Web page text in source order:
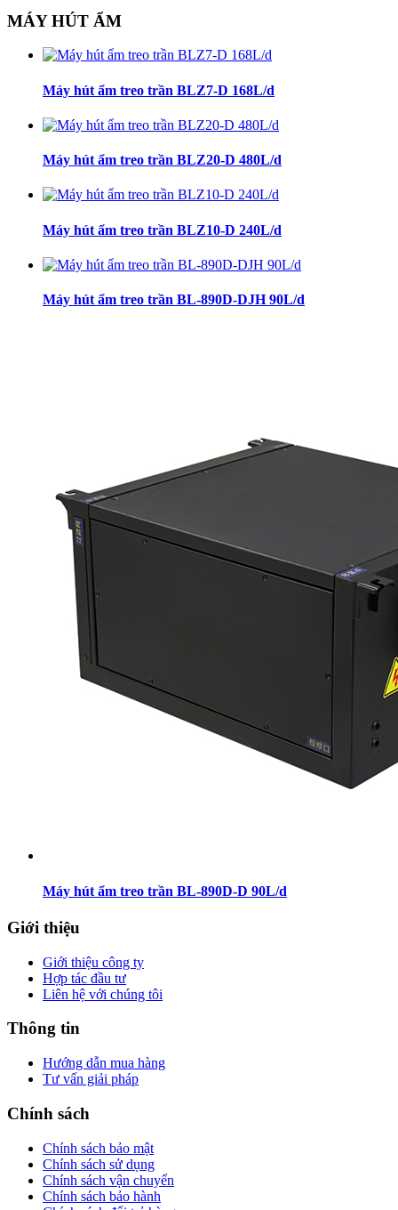
MÁY HÚT ẨM
Máy hút ẩm treo trần BLZ7-D 168L/d
Máy hút ẩm treo trần BLZ20-D 480L/d
Máy hút ẩm treo trần BLZ10-D 240L/d
Máy hút ẩm treo trần BL-890D-DJH 90L/d
Máy hút ẩm treo trần BL-890D-D 90L/d
Giới thiệu
Giới thiệu công ty
Hợp tác đầu tư
Liên hệ với chúng tôi
Thông tin
Hướng dẫn mua hàng
Tư vấn giải pháp
Chính sách
Chính sách bảo mật
Chính sách sử dụng
Chính sách vận chuyển
Chính sách bảo hành